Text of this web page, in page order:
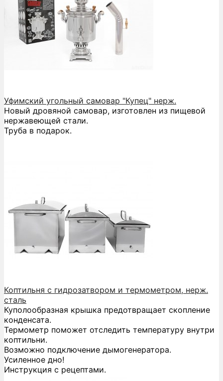
Уфимский угольный самовар "Купец" нерж.
Новый дровяной самовар, изготовлен из пищевой
нержавеющей стали.
Труба в подарок.
Коптильня с гидрозатвором и термометром, нерж.
сталь
Куполообразная крышка предотвращает скопление
конденсата.
Термометр поможет отследить температуру внутри
коптильни.
Возможно подключение дымогенератора.
Усиленное дно!
Инструкция с рецептами.